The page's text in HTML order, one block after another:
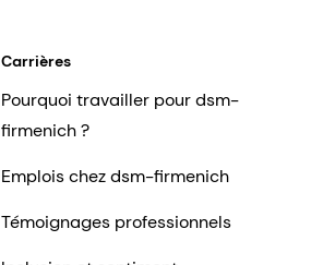
Carrières
Pourquoi travailler pour dsm-
firmenich ?
Emplois chez dsm-firmenich
Témoignages professionnels